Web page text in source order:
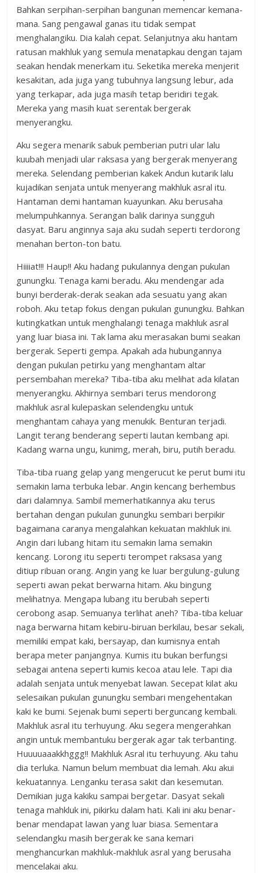
Bahkan serpihan-serpihan bangunan memencar kemana-
mana. Sang pengawal ganas itu tidak sempat
menghalangiku. Dia kalah cepat. Selanjutnya aku hantam
ratusan makhluk yang semula menatapkau dengan tajam
seakan hendak menerkam itu. Seketika mereka menjerit
kesakitan, ada juga yang tubuhnya langsung lebur, ada
yang terkapar, ada juga masih tetap beridiri tegak.
Mereka yang masih kuat serentak bergerak
menyerangku.
Aku segera menarik sabuk pemberian putri ular lalu
kuubah menjadi ular raksasa yang bergerak menyerang
mereka. Selendang pemberian kakek Andun kutarik lalu
kujadikan senjata untuk menyerang makhluk asral itu.
Hantaman demi hantaman kuayunkan. Aku berusaha
melumpuhkannya. Serangan balik darinya sungguh
dasyat. Baru anginnya saja aku sudah seperti terdorong
menahan berton-ton batu.
Hiiiiat!!! Haup!! Aku hadang pukulannya dengan pukulan
gunungku. Tenaga kami beradu. Aku mendengar ada
bunyi berderak-derak seakan ada sesuatu yang akan
roboh. Aku tetap fokus dengan pukulan gunungku. Bahkan
kutingkatkan untuk menghalangi tenaga makhluk asral
yang luar biasa ini. Tak lama aku merasakan bumi seakan
bergerak. Seperti gempa. Apakah ada hubungannya
dengan pukulan petirku yang menghantam altar
persembahan mereka? Tiba-tiba aku melihat ada kilatan
menyerangku. Akhirnya sembari terus mendorong
makhluk asral kulepaskan selendengku untuk
menghantam cahaya yang menukik. Benturan terjadi.
Langit terang benderang seperti lautan kembang api.
Kadang warna ungu, kunimg, merah, biru, putih beradu.
Tiba-tiba ruang gelap yang mengerucut ke perut bumi itu
semakin lama terbuka lebar. Angin kencang berhembus
dari dalamnya. Sambil memerhatikannya aku terus
bertahan dengan pukulan gunungku sembari berpikir
bagaimana caranya mengalahkan kekuatan makhluk ini.
Angin dari lubang hitam itu semakin lama semakin
kencang. Lorong itu seperti terompet raksasa yang
ditiup ribuan orang. Angin yang ke luar bergulung-gulung
seperti awan pekat berwarna hitam. Aku bingung
melihatnya. Mengapa lubang itu berubah seperti
cerobong asap. Semuanya terlihat aneh? Tiba-tiba keluar
naga berwarna hitam kebiru-biruan berkilau, besar sekali,
memiliki empat kaki, bersayap, dan kumisnya entah
berapa meter panjangnya. Kumis itu bukan berfungsi
sebagai antena seperti kumis kecoa atau lele. Tapi dia
adalah senjata untuk menyebat lawan. Secepat kilat aku
selesaikan pukulan gunungku sembari mengehentakan
kaki ke bumi. Sejenak bumi seperti berguncang kembali.
Makhluk asral itu terhuyung. Aku segera mengerahkan
angin untuk membantuku bergerak agar tak terbanting.
Huuuuaaakkhggg!! Makhluk Asral itu terhuyung. Aku tahu
dia terluka. Namun belum membuat dia lemah. Aku akui
kekuatannya. Lenganku terasa sakit dan kesemutan.
Demikian juga kakiku sampai bergetar. Dasyat sekali
tenaga mahkluk ini, pikirku dalam hati. Kali ini aku benar-
benar mendapat lawan yang luar biasa. Sementara
selendangku masih bergerak ke sana kemari
menghancurkan makhluk-makhluk asral yang berusaha
mencelakai aku.